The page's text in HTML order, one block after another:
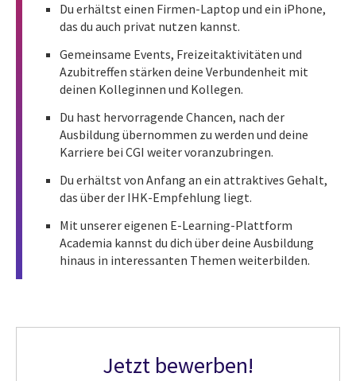
Du erhältst einen Firmen-Laptop und ein iPhone,
das du auch privat nutzen kannst.
Gemeinsame Events, Freizeitaktivitäten und
Azubitreffen stärken deine Verbundenheit mit
deinen Kolleginnen und Kollegen.
Du hast hervorragende Chancen, nach der
Ausbildung übernommen zu werden und deine
Karriere bei CGI weiter voranzubringen.
Du erhältst von Anfang an ein attraktives Gehalt,
das über der IHK-Empfehlung liegt.
Mit unserer eigenen E-Learning-Plattform
Academia kannst du dich über deine Ausbildung
hinaus in interessanten Themen weiterbilden.
Jetzt bewerben!